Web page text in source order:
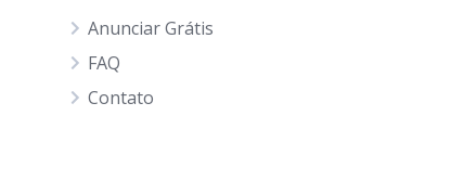
Anunciar Grátis
FAQ
Contato